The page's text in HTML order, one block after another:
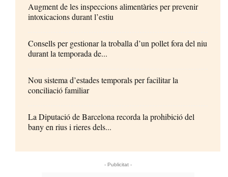
Augment de les inspeccions alimentàries per prevenir
intoxicacions durant l’estiu
Consells per gestionar la troballa d’un pollet fora del niu
durant la temporada de...
Nou sistema d’estades temporals per facilitar la
conciliació familiar
La Diputació de Barcelona recorda la prohibició del
bany en rius i rieres dels...
- Publicitat -